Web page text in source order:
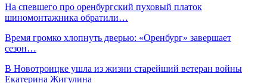
На спевшего про оренбургский пуховый платок
шиномонтажника обратили…
Время громко хлопнуть дверью: «Оренбург» завершает
сезон…
В Новотроицке ушла из жизни старейший ветеран войны
Екатерина Жигулина